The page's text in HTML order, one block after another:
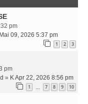
pm
09, 2026 5:37 pm
1 2 3
pm
» K Apr 22, 2026 8:56 pm
1 7 8 9 10